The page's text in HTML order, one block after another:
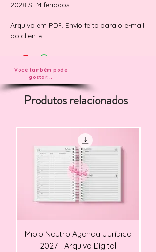
2028 SEM feriados.
Arquivo em PDF. Envio feito para o e-mail
do cliente.
Você também pode
gostar...
Produtos relacionados
Miolo Neutro Agenda Jurídica
2027 - Arquivo Digital